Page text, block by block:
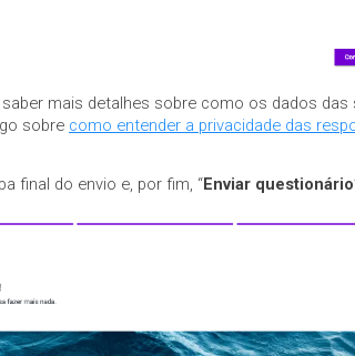
saber mais detalhes sobre como os dados
sobre como entender a privacidade das
final do envio e, por fim, “Enviar questionário